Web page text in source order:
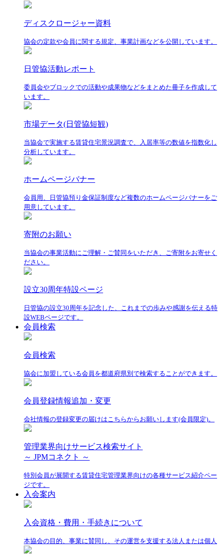
ディスクロージャー資料
協会の定款や会員に関する規定、事業計画などを公開しています。
日管協活動レポート
委員会やブロックでの活動や成果物などをまとめた冊子を作成して
います。
市場データ(日管協短観)
当協会で実施する賃貸住宅景況調査で、入居率等の数値を指数化し
分析しています。
ホームページバナー
会員用、日管協預り金保証制度など複数のホームページバナーをご
用意しています。
寄附のお願い
当協会の事業活動にご理解・ご賛同をいただき、ご寄附をお寄せく
ださい。
設立30周年特設ページ
日管協の設立30周年を記念した、これまでの歩みや感謝を伝える特
設WEBページです。
会員検索
会員検索
協会に加盟している会員を都道府県別で検索することができます。
会員登録情報追加・変更
会社情報の登録変更の届けはこちらからお願いします(会員限定)。
管理業界向けサービス検索サイト
～ JPMコネクト ～
特別会員が展開する賃貸住宅管理業界向けの各種サービス紹介ペー
ジです。
入会案内
入会資格・費用・手続きについて
本協会の目的、事業に賛同し、その運営を支援する法人または個人